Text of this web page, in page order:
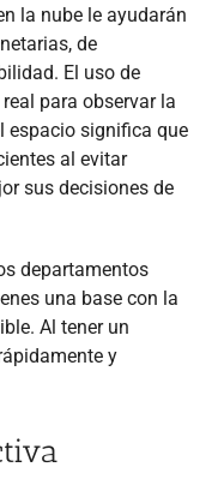
la nube le ayudarán
de
El uso de
para observar la
espacio significa que
al evitar
sus decisiones de
departamentos
una base con la
Al tener un
y